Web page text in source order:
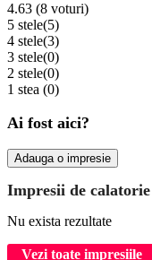
4.63 (8 voturi)
5 stele(5)
4 stele(3)
3 stele(0)
2 stele(0)
1 stea (0)
Ai fost aici?
Adauga o impresie
Impresii de calatorie
Nu exista rezultate
Vezi toate impresiile